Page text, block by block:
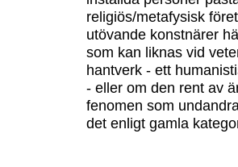
religiös/metafysisk
utövande konstnärer
som kan liknas vid
hantverk - ett
- eller om den rent av
fenomen som
det enligt gamla